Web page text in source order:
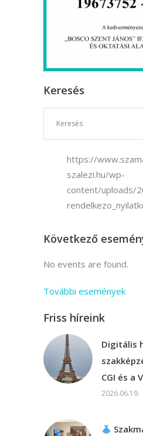
Keresés
https://
szalezi.hu/wp-
content/uploads/
Következő
No events are found.
További események
Friss híreink
Digitális
CGI és a
2026.06.19.